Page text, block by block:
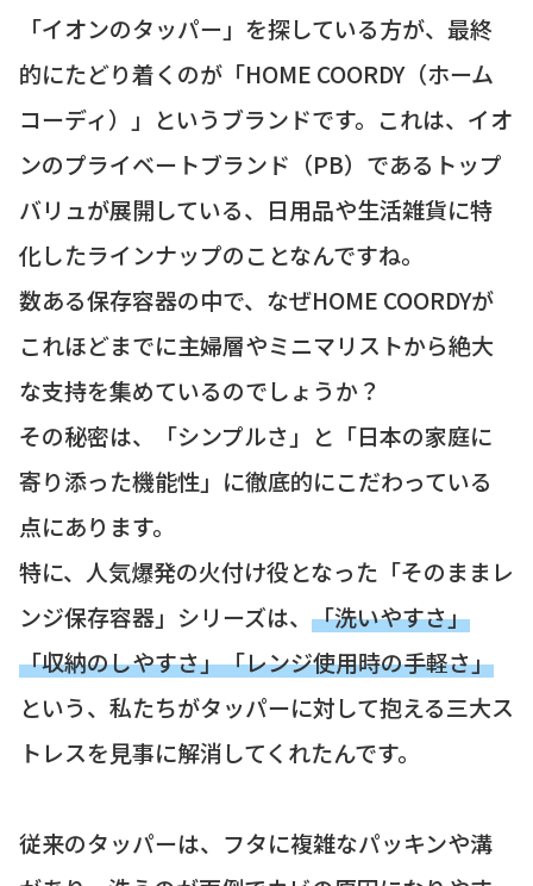
「イオンのタッパー」を探している方が、最終
的にたどり着くのが「HOME COORDY（ホーム
コーディ）」というブランドです。これは、イオ
ンのプライベートブランド（PB）であるトップ
バリュが展開している、日用品や生活雑貨に特
化したラインナップのことなんですね。
数ある保存容器の中で、なぜHOME COORDYが
これほどまでに主婦層やミニマリストから絶大
な支持を集めているのでしょうか？
その秘密は、「シンプルさ」と「日本の家庭に
寄り添った機能性」に徹底的にこだわっている
点にあります。
特に、人気爆発の火付け役となった「そのままレ
ンジ保存容器」シリーズは、 「洗いやすさ」
「収納のしやすさ」「レンジ使用時の手軽さ」
という、私たちがタッパーに対して抱える三大ス
トレスを見事に解消してくれたんです。
従来のタッパーは、フタに複雑なパッキンや溝